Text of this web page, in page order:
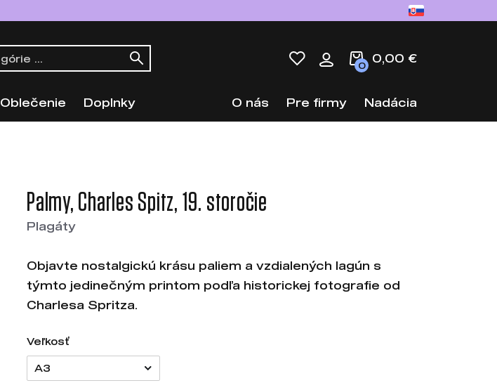
0
0,00 €
Oblečenie Doplnky O nás Pre firmy Nadácia
Palmy, Charles Spitz, 19. storočie
Plagáty
Objavte nostalgickú krásu paliem a vzdialených lagún s
týmto jedinečným printom podľa historickej fotografie od
Charlesa Spritza.
Veľkosť
A3